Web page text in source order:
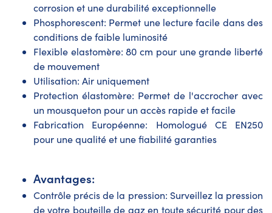
corrosion et une durabilité exceptionnelle
Phosphorescent: Permet une lecture facile dans des
conditions de faible luminosité
Flexible elastomère: 80 cm pour une grande liberté
de mouvement
Utilisation: Air uniquement
Protection élastomère: Permet de l'accrocher avec
un mousqueton pour un accès rapide et facile
Fabrication Européenne: Homologué CE EN250
pour une qualité et une fiabilité garanties
Avantages:
Contrôle précis de la pression: Surveillez la pression
de votre bouteille de gaz en toute sécurité pour des